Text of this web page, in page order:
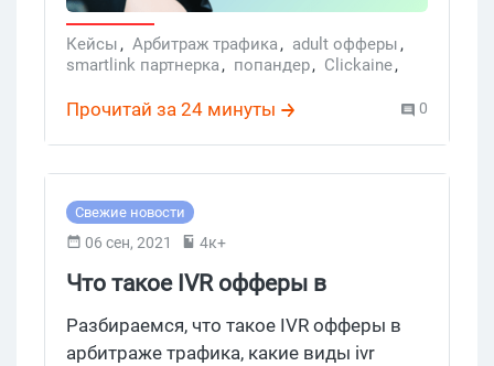
ГЕО в Tier-1, оффер — динамический
Adult Smartlink из CPA.house, источник —
Clickaine, бюджет такой, что в 2026 году
выглядит почти ностальгически на фоне
всеобщих кейсов про сотни тысяч в
и разбираем по существу.
Кейсы, Арбитраж трафика, adult офферы,
smartlink партнерка, попандер, Clickaine,
Прочитай за 24 минуты 0
Свежие новости
06 сен, 2021 4к+
Что такое IVR офферы в
арбитраже?
Разбираемся, что такое IVR офферы в
арбитраже трафика, какие виды ivr